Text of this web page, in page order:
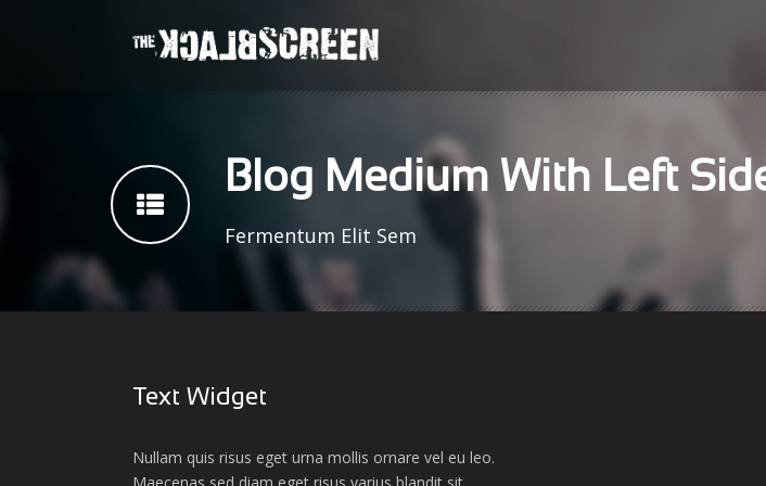
Blog Medium With Left
Fermentum Elit Sem
Text Widget
Nullam quis risus eget urna mollis ornare vel eu leo.